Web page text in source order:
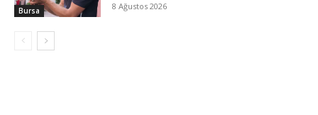
Bursa 8 Ağustos 2026